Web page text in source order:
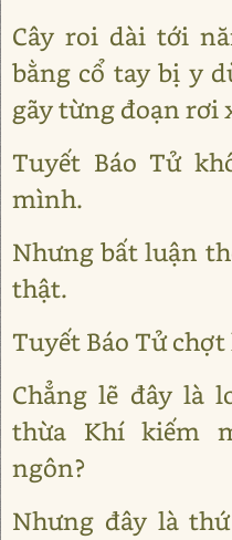
Cây roi dài tới
bằng cổ tay bị y
gãy từng đoạn rơi
Tuyết Báo Tử
mình.
Nhưng bất luận
thật.
Tuyết Báo Tử
Chẳng lẽ đây là
thừa Khí kiếm
ngôn?
Nhưng đây là